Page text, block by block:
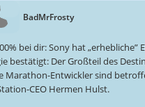
BadMrFrosty
bei dir: Sony hat „erhebliche”
bestätigt: Der Großteil des
Marathon-Entwickler sind
CEO Hermen Hulst.